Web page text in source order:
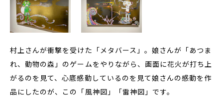
村上さんが衝撃を受けた「メタバース」。娘さんが「あつま
れ、動物の森」のゲームをやりながら、画面に花火が打ち上
がるのを見て、心底感動しているのを見て娘さんの感動を作
品にしたのが、この「風神図」「雷神図」です。